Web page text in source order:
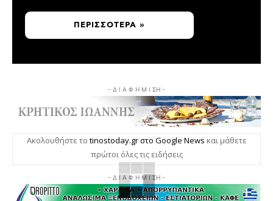
ΠΕΡΙΣΣΌΤΕΡΑ »
- Δ Ι Α Φ Η Μ Ι ΣΗ -
Ακολουθήστε το tinostoday.gr στο Google News και μάθετε
πρώτοι όλες τις ειδήσεις
- Δ Ι Α Φ Η Μ Ι ΣΗ -